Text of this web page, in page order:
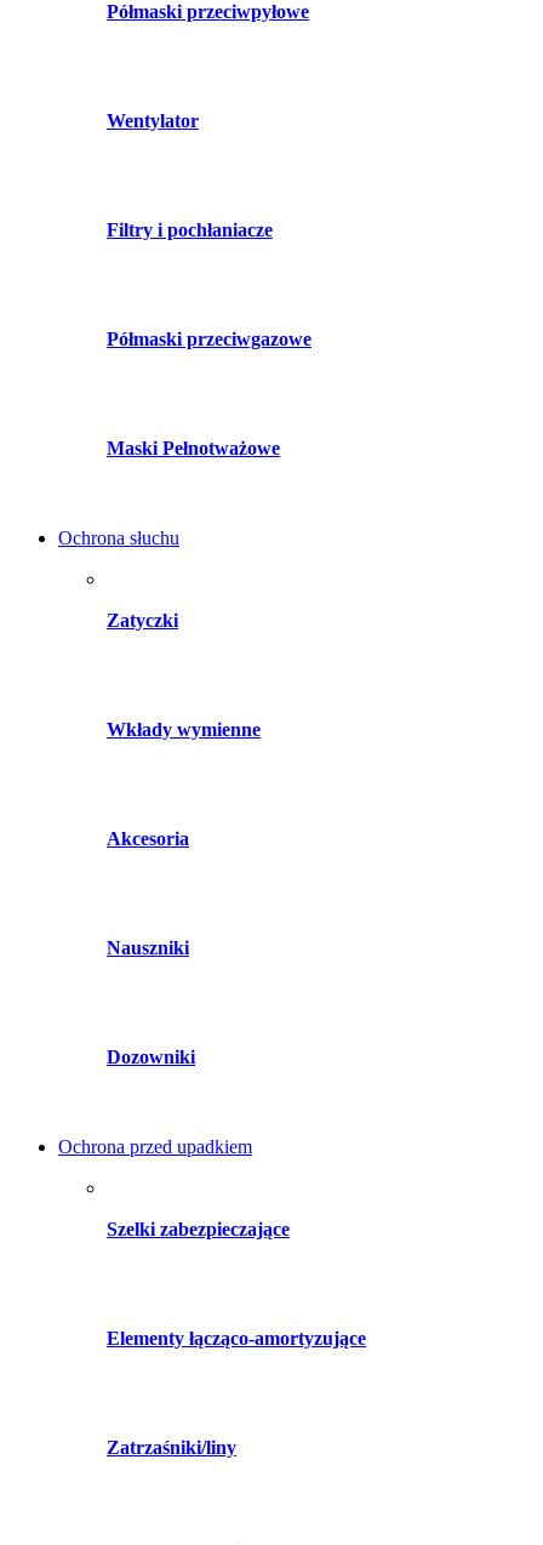
Półmaski przeciwpyłowe
Wentylator
Filtry i pochłaniacze
Półmaski przeciwgazowe
Maski Pełnotważowe
Ochrona słuchu
Zatyczki
Wkłady wymienne
Akcesoria
Nauszniki
Dozowniki
Ochrona przed upadkiem
Szelki zabezpieczające
Elementy łącząco-amortyzujące
Zatrzaśniki/liny